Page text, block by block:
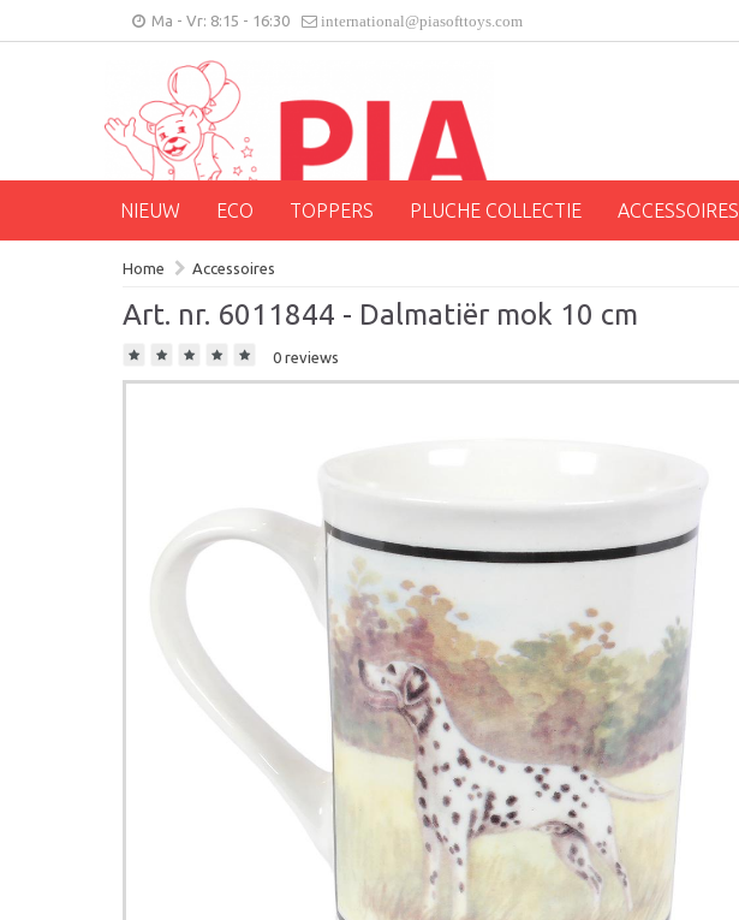
Ma - Vr: 8:15 - 16:30 international@piasofttoys.com
NIEUW ECO TOPPERS PLUCHE COLLECTIE ACCESSOIRES
Home Accessoires
Art. nr. 6011844 - Dalmatiër mok 10 cm
0 reviews